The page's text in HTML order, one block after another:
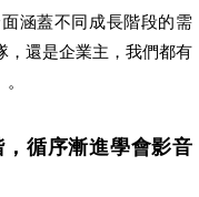
涵蓋不同成長階段的需
，還是企業主，我們都有
循序漸進學會影音